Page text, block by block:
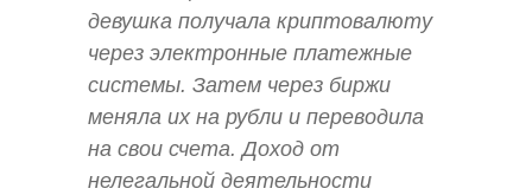
девушка получала криптовалюту
через электронные платежные
системы. Затем через биржи
меняла их на рубли и переводила
на свои счета. Доход от
нелегальной деятельности